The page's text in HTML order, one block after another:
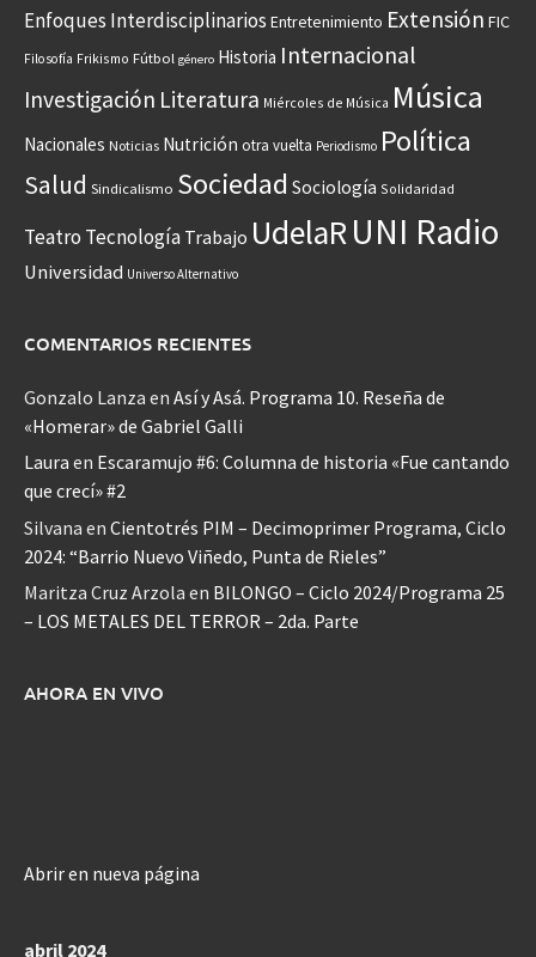
Enfoques Interdisciplinarios Entretenimiento Extensión FIC
Filosofía Frikismo Fútbol género Historia Internacional
Investigación Literatura Miércoles de Música Música
Nacionales Noticias Nutrición otra vuelta Periodismo Política
Salud Sindicalismo Sociedad Sociología Solidaridad
Teatro Tecnología Trabajo UdelaRUNI Radio
Universidad Universo Alternativo
COMENTARIOS RECIENTES
Gonzalo Lanza en Así y Asá. Programa 10. Reseña de
«Homerar» de Gabriel Galli
Laura en Escaramujo #6: Columna de historia «Fue cantando
que crecí» #2
Silvana en Cientotrés PIM – Decimoprimer Programa, Ciclo
2024: “Barrio Nuevo Viñedo, Punta de Rieles”
Maritza Cruz Arzola en BILONGO – Ciclo 2024/Programa 25
– LOS METALES DEL TERROR – 2da. Parte
AHORA EN VIVO
Abrir en nueva página
abril 2024